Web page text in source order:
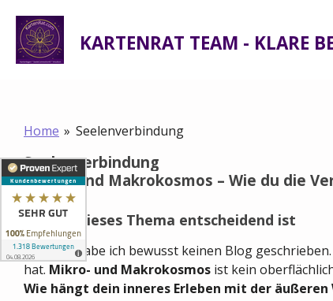
Zum
Hauptinhalt
springen
KARTENRAT TEAM - KLARE
Home » Seelenverbindung
Seelenverbindung
Mikro- und Makrokosmos – Wie du die
Warum dieses Thema entscheidend ist
Im März habe ich bewusst keinen Blog
hat. Mikro- und Makrokosmos ist kein
Wie hängt dein inneres Erleben mit der äußeren